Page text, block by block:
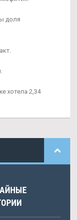
доля
хотела 2,34